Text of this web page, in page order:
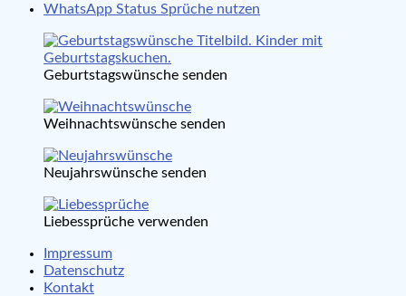
WhatsApp Status Sprüche nutzen
Geburtstagswünsche senden
Weihnachtswünsche senden
Neujahrswünsche senden
Liebessprüche verwenden
Impressum
Datenschutz
Kontakt